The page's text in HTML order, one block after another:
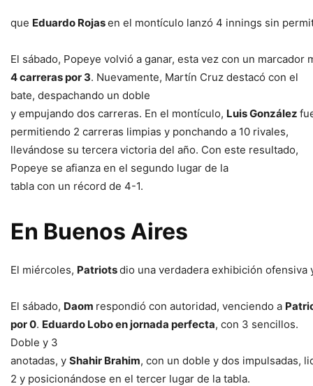
que Eduardo Rojasen el montículo lanzó 4 innings sin
El sábado, Popeye volvió a ganar, esta vez con un marcador
4 carreras por 3. Nuevamente, Martín Cruz destacó con el
bate, despachando un doble
y empujando dos carreras. En el montículo, Luis González
permitiendo 2 carreras limpias y ponchando a 10 rivales,
llevándose su tercera victoria del año. Con este resultado,
Popeye se afianza en el segundo lugar de la
tabla con un récord de 4-1.
En Buenos Aires
El miércoles, Patriotsdio una verdadera exhibición
El sábado, Daom respondió con autoridad, venciendo a
por 0. Eduardo Lobo en jornada perfecta, con 3 sencillos.
Doble y 3
anotadas, y Shahir Brahim, con un doble y dos impulsadas,
2 y posicionándose en el tercer lugar de la tabla.